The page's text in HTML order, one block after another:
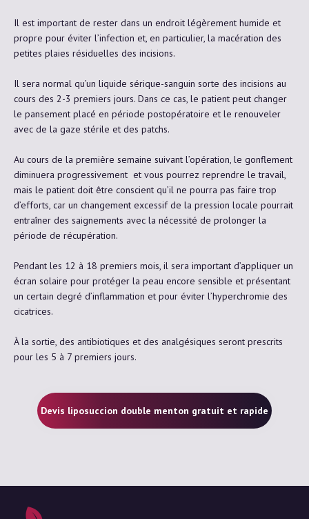
Il est important de rester dans un endroit légèrement humide et
propre pour éviter l’infection et, en particulier, la macération des
petites plaies résiduelles des incisions.
Il sera normal qu’un liquide sérique-sanguin sorte des incisions au
cours des 2-3 premiers jours. Dans ce cas, le patient peut changer
le pansement placé en période postopératoire et le renouveler
avec de la gaze stérile et des patchs.
Au cours de la première semaine suivant l’opération, le gonflement
diminuera progressivement et vous pourrez reprendre le travail,
mais le patient doit être conscient qu’il ne pourra pas faire trop
d’efforts, car un changement excessif de la pression locale pourrait
entraîner des saignements avec la nécessité de prolonger la
période de récupération.
Pendant les 12 à 18 premiers mois, il sera important d’appliquer un
écran solaire pour protéger la peau encore sensible et présentant
un certain degré d’inflammation et pour éviter l’hyperchromie des
cicatrices.
À la sortie, des antibiotiques et des analgésiques seront prescrits
pour les 5 à 7 premiers jours.
Devis liposuccion double menton gratuit et rapide